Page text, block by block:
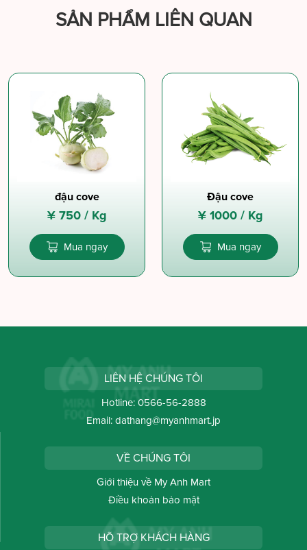
SẢN PHẨM LIÊN QUAN
đậu cove
¥ 750 / Kg
Mua ngay
Đậu cove
¥ 1000 / Kg
Mua ngay
LIÊN HỆ CHÚNG TÔI
Hotline: 0566-56-2888
Email: dathang@myanhmart.jp
VỀ CHÚNG TÔI
Giới thiệu về My Anh Mart
Điều khoản bảo mật
HỖ TRỢ KHÁCH HÀNG